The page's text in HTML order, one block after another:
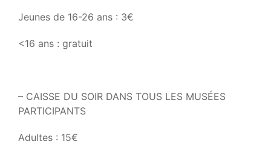
Jeunes de 16-26 ans : 3€
<16 ans : gratuit
– CAISSE DU SOIR DANS TOUS LES MUSÉES
PARTICIPANTS
Adultes : 15€